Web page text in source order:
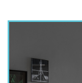
chambres et
décoration